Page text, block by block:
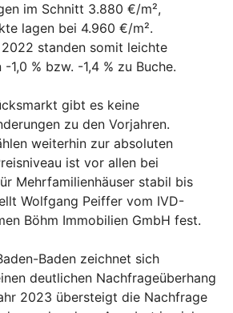
im Schnitt 3.880 €/m²,
lagen bei 4.960 €/m².
standen somit leichte
1,0 % bzw. -1,4 % zu Buche.
gibt es keine
zu den Vorjahren.
weiterhin zur absoluten
ist vor allen bei
Mehrfamilienhäuser stabil bis
Wolfgang Peiffer vom IVD-
Böhm Immobilien GmbH fest.
Baden zeichnet sich
deutlichen Nachfrageüberhang
2023 übersteigt die Nachfrage